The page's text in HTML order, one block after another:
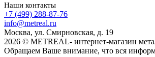
Наши контакты
+7 (499) 288-87-76
info@metreal.ru
Москва, ул. Смирновская, д. 19
2026 © METREAL- интернет-магазин
Обращаем Ваше внимание, что вся